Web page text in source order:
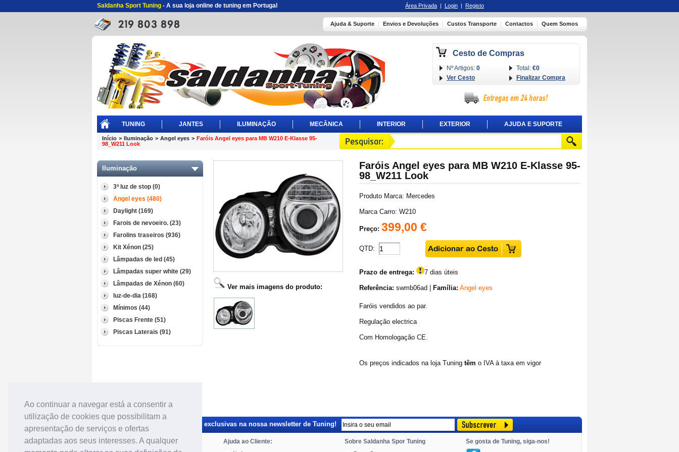
Ao continuar a navegar está a consentir a
utilização de cookies que possibilitam a
apresentação de serviços e ofertas
adaptadas aos seus interesses. A qualquer
Saldanha Sport Tuning - A sua loja online de tuning em Portugal Área Privada | Login | Registo
Ajuda & Suporte Envios e Devoluções Custos Transporte Contactos Quem Somos
Cesto de Compras
Nº Artigos: 0
Ver Cesto
Total: €0
Finalizar Compra
TUNING JANTES ILUMINAÇÃO MECÂNICA INTERIOR EXTERIOR AJUDA E SUPORTE
Início > Iluminação > Angel eyes > Faróis Angel eyes para MB W210 E-Klasse 95-
98_W211 Look
Iluminação
3ª luz de stop (0)
Angel eyes (480)
Daylight (169)
Farois de nevoeiro. (23)
Farolins traseiros (936)
Kit Xénon (25)
Lâmpadas de led (45)
Lâmpadas super white (29)
Lâmpadas de Xénon (60)
luz-de-dia (168)
Mínimos (44)
Piscas Frente (51)
Piscas Laterais (91)
Ver mais imagens do produto:
Faróis Angel eyes para MB W210 E-Klasse 95-
98_W211 Look
Produto Marca: Mercedes
Marca Carro: W210
Preço: 399,00 €
QTD:
Prazo de entrega: 7 dias úteis
Referência: swmb06ad | Família: Angel eyes
Faróis vendidos ao par.
Regulação electrica
Com Homologação CE.
Os preços indicados na loja Tuning têm o IVA à taxa em vigor
Receba novidades e promoções exclusivas na nossa newsletter de Tuning!
Categorias de material tuning: Ajuda ao Cliente: Sobre Saldanha Spor Tuning Se gosta de Tuning, siga-nos!